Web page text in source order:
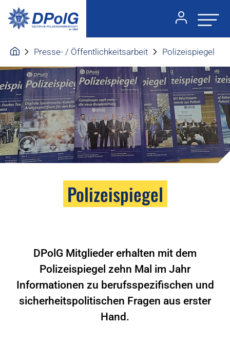
Presse- / Öffentlichkeitsarbeit Polizeispiegel
Polizeispiegel
DPolG Mitglieder erhalten mit dem
Polizeispiegel zehn Mal im Jahr
Informationen zu berufsspezifischen und
sicherheitspolitischen Fragen aus erster
Hand.